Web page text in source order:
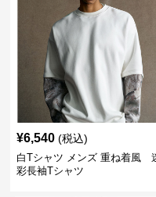
¥6,540 (税込)
白Tシャツ メンズ 重ね着風
彩長袖Tシャツ